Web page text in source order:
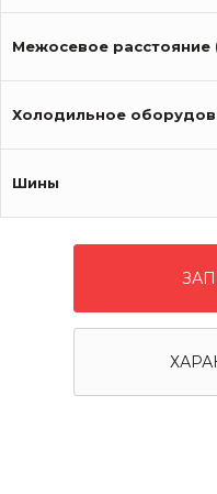
Межосевое расстояние
Холодильное
Шины